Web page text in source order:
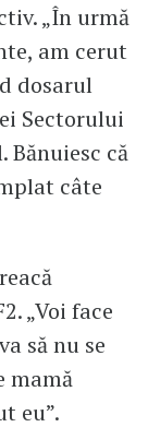
„În urmă
am cerut
dosarul
Sectorului
Bănuiesc că
câte
„Voi face
să nu se
mamă
eu”.